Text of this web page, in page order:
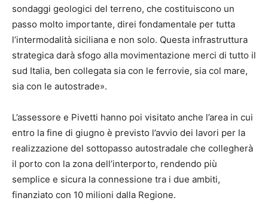
sondaggi geologici del terreno, che costituiscono un
passo molto importante, direi fondamentale per tutta
l’intermodalità siciliana e non solo. Questa infrastruttura
strategica darà sfogo alla movimentazione merci di tutto il
sud Italia, ben collegata sia con le ferrovie, sia col mare,
sia con le autostrade».
L’assessore e Pivetti hanno poi visitato anche l’area in cui
entro la fine di giugno è previsto l’avvio dei lavori per la
realizzazione del sottopasso autostradale che collegherà
il porto con la zona dell’interporto, rendendo più
semplice e sicura la connessione tra i due ambiti,
finanziato con 10 milioni dalla Regione.